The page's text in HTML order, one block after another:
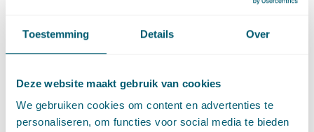
Toestemming Details Over
Deze website maakt gebruik van cookies
We gebruiken cookies om content en advertenties te
personaliseren, om functies voor social media te bieden
Oordeel Afdeling
allereerst vast dat het bouwplan voorziet in plaatsing van een
dakgoot boven het naburige perceel van de buurvrouw. Dit
levert volgens de Afdeling, los van de vraag hoe de afwatering